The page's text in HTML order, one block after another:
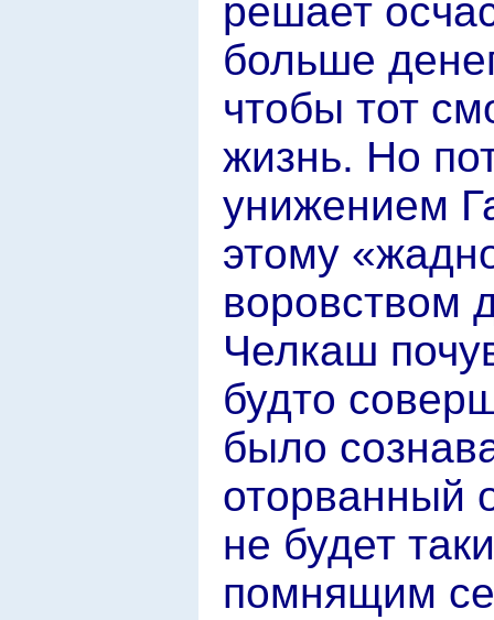
решает
больше
чтобы тот
жизнь. Но
унижением
этому
воровством
Челкаш
будто
было
оторванный
не будет
помнящим